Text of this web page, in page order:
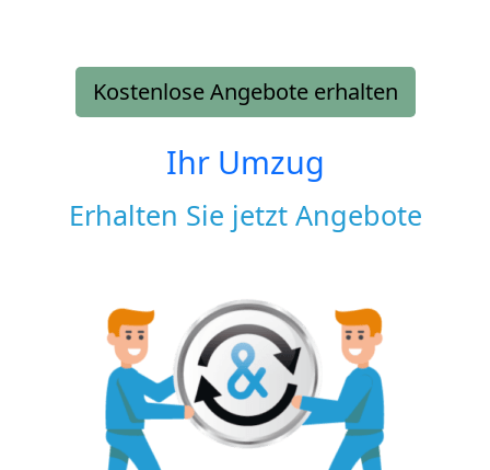
Kostenlose Angebote erhalten
Ihr Umzug
Erhalten Sie jetzt Angebote